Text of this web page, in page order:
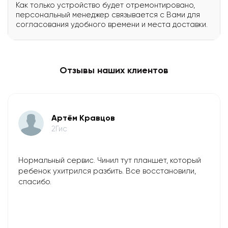
Как только устройство будет отремонтировано,
персональный менеджер связывается с Вами для
согласования удобного времени и места доставки.
Отзывы наших клиентов
Артём Кравцов
2Гис
Нормальный сервис. Чинил тут планшет, который
ребенок ухитрился разбить. Все восстановили,
спасибо.